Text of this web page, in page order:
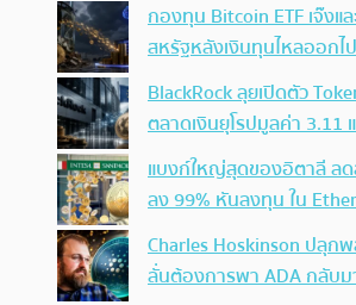
กองทุน Bitcoin ETF เจ๊งแ
สหรัฐหลังเงินทุนไหลออกไ
BlackRock ลุยเปิดตัว
ตลาดเงินยุโรปมูลค่า 3.11
แบงก์ใหญ่สุดของอิตาลี ลด
ลง 99% หันลงทุน ใน
Charles Hoskinson ปลุก
ลั่นต้องการพา ADA กลับม